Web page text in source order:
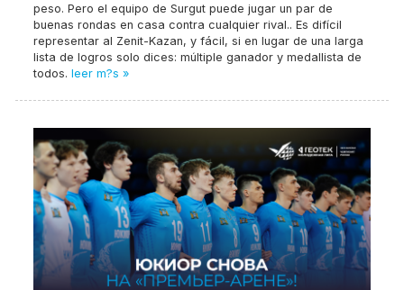
peso. Pero el equipo de Surgut puede jugar un par de
buenas rondas en casa contra cualquier rival.. Es difícil
representar al Zenit-Kazan, y fácil, si en lugar de una larga
lista de logros solo dices: múltiple ganador y medallista de
todos. leer m?s »